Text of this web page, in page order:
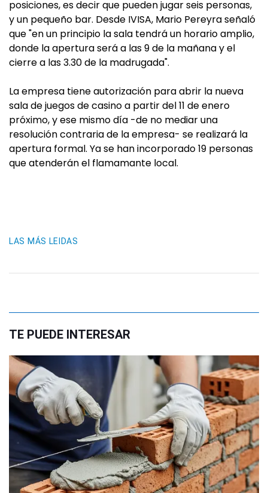
posiciones, es decir que pueden jugar seis personas,
y un pequeño bar. Desde IVISA, Mario Pereyra señaló
que "en un principio la sala tendrá un horario amplio,
donde la apertura será a las 9 de la mañana y el
cierre a las 3.30 de la madrugada".
La empresa tiene autorización para abrir la nueva
sala de juegos de casino a partir del 11 de enero
próximo, y ese mismo día -de no mediar una
resolución contraria de la empresa- se realizará la
apertura formal. Ya se han incorporado 19 personas
que atenderán el flamamante local.
LAS MÁS LEIDAS
TE PUEDE INTERESAR